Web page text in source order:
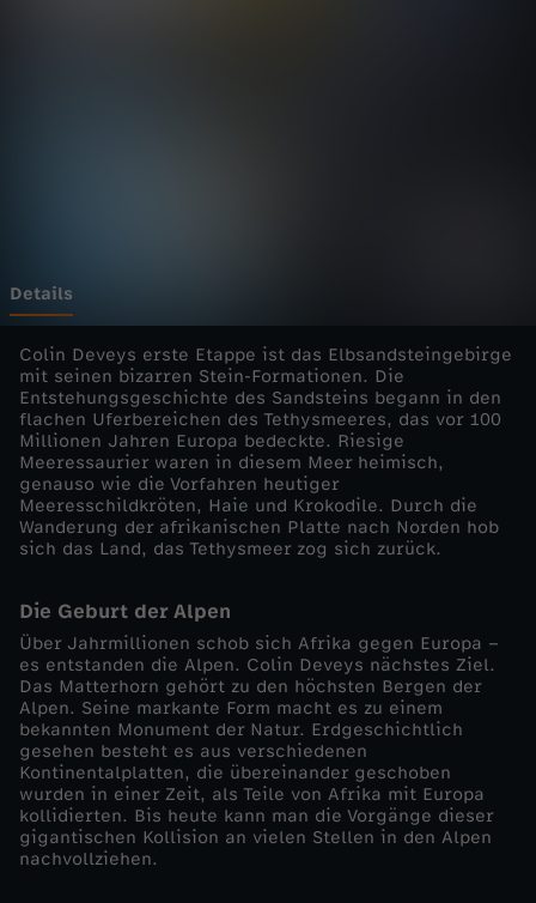
r
o
p
a
-
i
e
V
e
r
Details
Colin Deveys erste Etappe ist das Elbsandsteingebirge
mit seinen bizarren Stein-Formationen. Die
Entstehungsgeschichte des Sandsteins begann in den
flachen Uferbereichen des Tethysmeeres, das vor 100
Millionen Jahren Europa bedeckte. Riesige
Meeressaurier waren in diesem Meer heimisch,
genauso wie die Vorfahren heutiger
Meeresschildkröten, Haie und Krokodile. Durch die
Wanderung der afrikanischen Platte nach Norden hob
sich das Land, das Tethysmeer zog sich zurück.
Die Geburt der Alpen
Über Jahrmillionen schob sich Afrika gegen Europa –
es entstanden die Alpen. Colin Deveys nächstes Ziel.
Das Matterhorn gehört zu den höchsten Bergen der
Alpen. Seine markante Form macht es zu einem
bekannten Monument der Natur. Erdgeschichtlich
gesehen besteht es aus verschiedenen
Kontinentalplatten, die übereinander geschoben
wurden in einer Zeit, als Teile von Afrika mit Europa
kollidierten. Bis heute kann man die Vorgänge dieser
gigantischen Kollision an vielen Stellen in den Alpen
nachvollziehen.